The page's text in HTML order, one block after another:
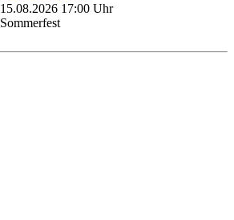
15.08.2026 17:00 Uhr
Sommerfest